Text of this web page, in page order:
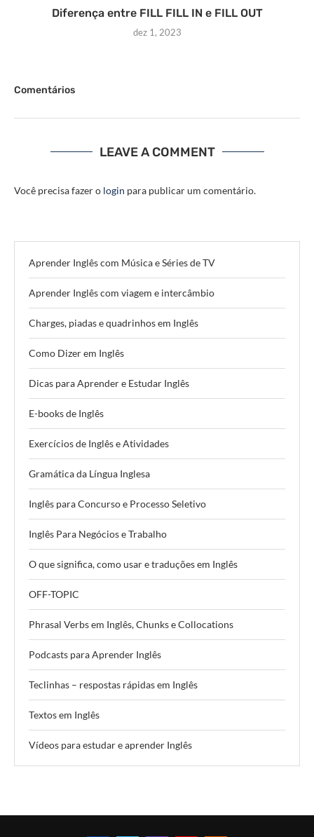
Diferença entre FILL FILL IN e FILL OUT
dez 1, 2023
Comentários
LEAVE A COMMENT
Você precisa fazer o login para publicar um comentário.
Aprender Inglês com Música e Séries de TV
Aprender Inglês com viagem e intercâmbio
Charges, piadas e quadrinhos em Inglês
Como Dizer em Inglês
Dicas para Aprender e Estudar Inglês
E-books de Inglês
Exercícios de Inglês e Atividades
Gramática da Língua Inglesa
Inglês para Concurso e Processo Seletivo
Inglês Para Negócios e Trabalho
O que significa, como usar e traduções em Inglês
OFF-TOPIC
Phrasal Verbs em Inglês, Chunks e Collocations
Podcasts para Aprender Inglês
Teclinhas – respostas rápidas em Inglês
Textos em Inglês
Vídeos para estudar e aprender Inglês